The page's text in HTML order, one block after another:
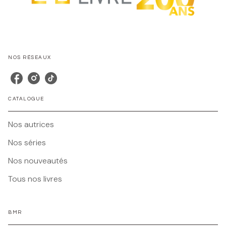
NOS RÉSEAUX
CATALOGUE
Nos autrices
Nos séries
Nos nouveautés
Tous nos livres
BMR